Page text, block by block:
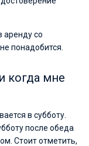
аренду со
понадобится.
когда мне
в субботу.
после обеда
Стоит отметить,